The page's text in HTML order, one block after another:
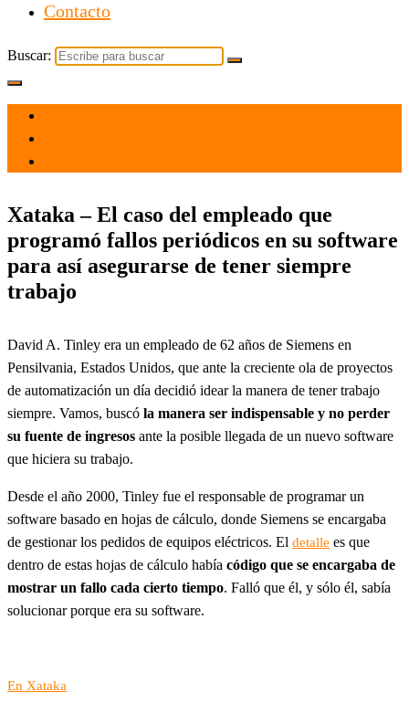
Contacto
Buscar:
Xataka – El caso del empleado que
programó fallos periódicos en su software
para así asegurarse de tener siempre
trabajo
David A. Tinley era un empleado de 62 años de Siemens en
Pensilvania, Estados Unidos, que ante la creciente ola de proyectos
de automatización un día decidió idear la manera de tener trabajo
siempre. Vamos, buscó la manera ser indispensable y no perder
su fuente de ingresos ante la posible llegada de un nuevo software
que hiciera su trabajo.
Desde el año 2000, Tinley fue el responsable de programar un
software basado en hojas de cálculo, donde Siemens se encargaba
de gestionar los pedidos de equipos eléctricos. El detalle es que
dentro de estas hojas de cálculo había código que se encargaba de
mostrar un fallo cada cierto tiempo. Falló que él, y sólo él, sabía
solucionar porque era su software.
En Xataka